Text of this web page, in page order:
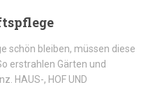
schön bleiben, müssen diese
erstrahlen Gärten und
HAUS-, HOF UND